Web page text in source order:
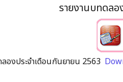
รายงานบทดล
องประจำเดือนกันยายน 2563